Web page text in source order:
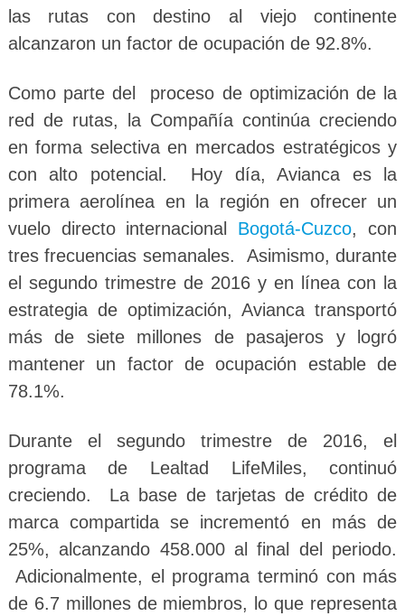
las rutas con destino al viejo continente
alcanzaron un factor de ocupación de 92.8%.
Como parte del proceso de optimización de la
red de rutas, la Compañía continúa creciendo
en forma selectiva en mercados estratégicos y
con alto potencial. Hoy día, Avianca es la
primera aerolínea en la región en ofrecer un
vuelo directo internacional Bogotá-Cuzco, con
tres frecuencias semanales. Asimismo, durante
el segundo trimestre de 2016 y en línea con la
estrategia de optimización, Avianca transportó
más de siete millones de pasajeros y logró
mantener un factor de ocupación estable de
78.1%.
Durante el segundo trimestre de 2016, el
programa de Lealtad LifeMiles, continuó
creciendo. La base de tarjetas de crédito de
marca compartida se incrementó en más de
25%, alcanzando 458.000 al final del periodo.
Adicionalmente, el programa terminó con más
de 6.7 millones de miembros, lo que representa